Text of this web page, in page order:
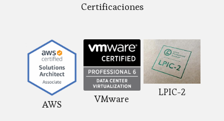
Certificaciones
AWS VMware
LPIC-2